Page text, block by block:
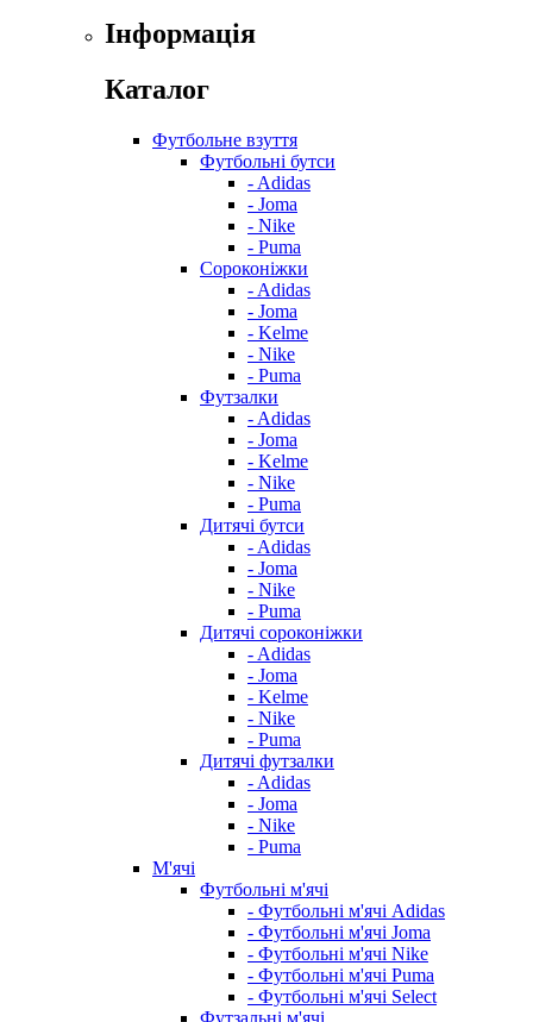
Інформація
Каталог
Футбольне взуття
Футбольні бутси
- Adidas
- Joma
- Nike
- Puma
Сороконіжки
- Adidas
- Joma
- Kelme
- Nike
- Puma
Футзалки
- Adidas
- Joma
- Kelme
- Nike
- Puma
Дитячі бутси
- Adidas
- Joma
- Nike
- Puma
Дитячі сороконіжки
- Adidas
- Joma
- Kelme
- Nike
- Puma
Дитячі футзалки
- Adidas
- Joma
- Nike
- Puma
М'ячі
Футбольні м'ячі
- Футбольні м'ячі Adidas
- Футбольні м'ячі Joma
- Футбольні м'ячі Nike
- Футбольні м'ячі Puma
- Футбольні м'ячі Select
Футзальні м'ячі